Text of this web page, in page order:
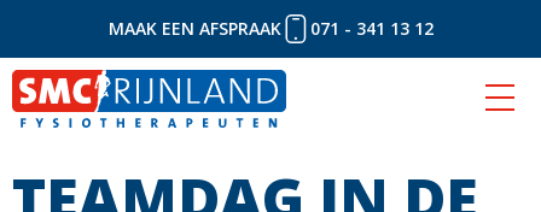
Naar
MAAK EEN AFSPRAAK 071 - 341 13 12